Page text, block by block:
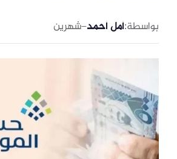
بواسطة:أمل أحمد–شهرين